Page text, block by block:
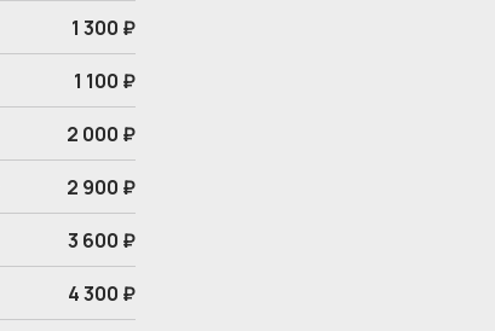
1 300 ₽
1 100 ₽
2 000 ₽
2 900 ₽
3 600 ₽
4 300 ₽